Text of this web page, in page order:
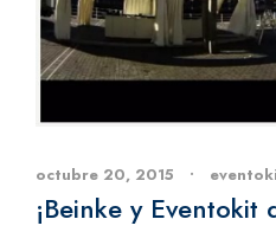
octubre 20, 2015 •
¡Beinke y